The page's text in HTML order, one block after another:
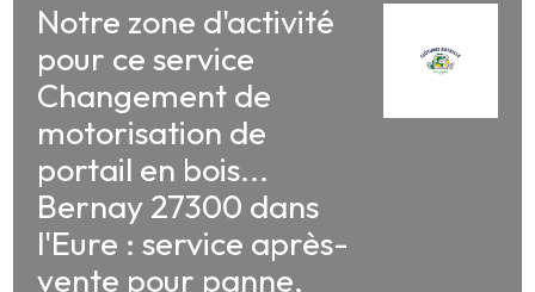
Notre zone d'activité
pour ce service
Changement de
motorisation de
portail en bois...
Bernay 27300 dans
l'Eure : service après-
vente pour panne,